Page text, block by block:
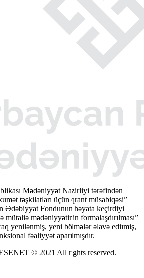
Mədəniyyət Nazirliyi tərəfindən
təşkilatları üçün qrant müsabiqəsi”
Ədəbiyyat Fondunun həyata keçirdiyi
mütaliə mədəniyyətinin formalaşdırılması”
yenilənmiş, yeni bölmələr əlavə ediımiş,
fəaliyyət aparılmışdır.
© 2021 All rights reserved.